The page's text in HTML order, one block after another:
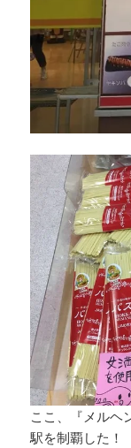
ここ、『メルヘ
駅を制覇した！